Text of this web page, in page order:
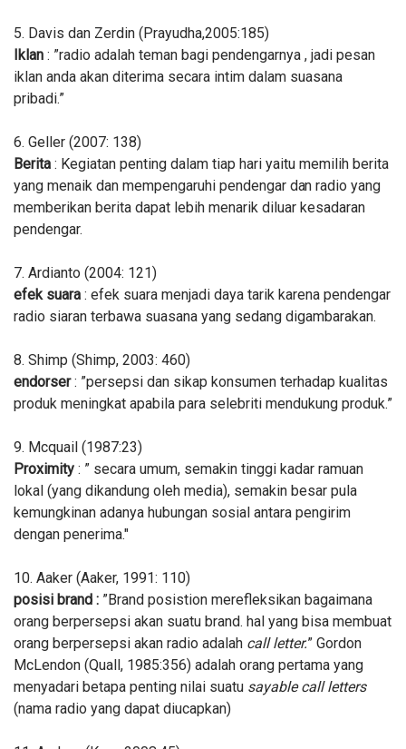
5. Davis dan Zerdin (Prayudha,2005:185)
Iklan : ”radio adalah teman bagi pendengarnya , jadi pesan
iklan anda akan diterima secara intim dalam suasana
pribadi.”
6. Geller (2007: 138)
Berita : Kegiatan penting dalam tiap hari yaitu memilih berita
yang menaik dan mempengaruhi pendengar dan radio yang
memberikan berita dapat lebih menarik diluar kesadaran
pendengar.
7. Ardianto (2004: 121)
efek suara : efek suara menjadi daya tarik karena pendengar
radio siaran terbawa suasana yang sedang digambarakan.
8. Shimp (Shimp, 2003: 460)
endorser: ”persepsi dan sikap konsumen terhadap kualitas
produk meningkat apabila para selebriti mendukung produk.”
9. Mcquail (1987:23)
Proximity : ” secara umum, semakin tinggi kadar ramuan
lokal (yang dikandung oleh media), semakin besar pula
kemungkinan adanya hubungan sosial antara pengirim
dengan penerima."
10. Aaker (Aaker, 1991: 110)
posisi brand : ”Brand posistion merefleksikan bagaimana
orang berpersepsi akan suatu brand. hal yang bisa membuat
orang berpersepsi akan radio adalah call letter.” Gordon
McLendon (Quall, 1985:356) adalah orang pertama yang
menyadari betapa penting nilai suatu sayable call letters
(nama radio yang dapat diucapkan)